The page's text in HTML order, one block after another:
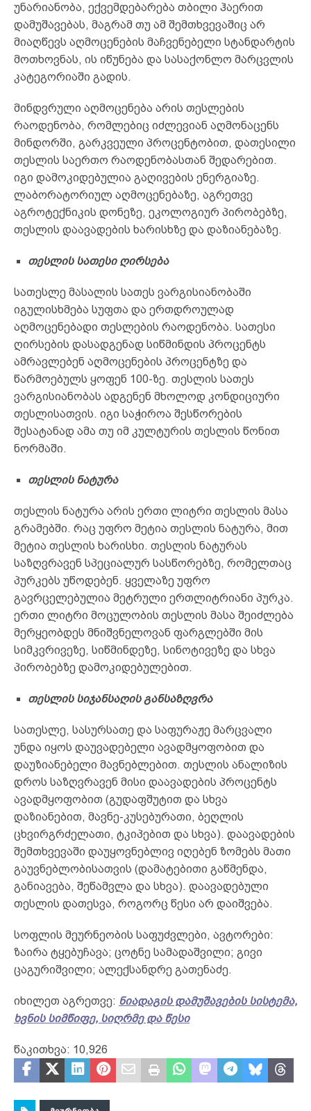
უნარიანობა, ექვემდებარება თბილი ჰაერით
დამუშავებას, მაგრამ თუ ამ შემთხვევაშიც არ
მიაღწევს აღმოცენების მაჩვენებელი სტანდარტის
მოთხოვნას, ის იწუნება და სასაქონლო მარცვლის
კატეგორიაში გადის.
მინდვრული აღმოცენება არის თესლების
რაოდენობა, რომლებიც იძლევიან აღმონაცენს
მინდორში, გარკვეული პროცენტობით, დათესილი
თესლის საერთო რაოდენობასთან შედარებით.
იგი დამოკიდებულია გაღივების ენერგიაზე.
ლაბორატორიულ აღმოცენებაზე, აგრეთვე
აგროტექნიკის დონეზე, ეკოლოგიურ პირობებზე,
თესლის დაავადების ხარისხზე და დაზიანებაზე.
თესლისსათესი ღირსება
სათესლე მასალის სათეს ვარგისიანობაში
იგულისხმება სუფთა და ერთდროულად
აღმოცენებადი თესლების რაოდენობა. სათესი
ღირსების დასადგენად სიწმინდის პროცენტს
ამრავლებენ აღმოცენების პროცენტზე და
წარმოებულს ყოფენ 100-ზე. თესლის სათეს
ვარგისიანობას ადგენენ მხოლოდ კონდიციური
თესლისათვის. იგი საჭიროა შესწორების
შესატანად ამა თუ იმ კულტურის თესლის წონით
ნორმაში.
თესლისნატურა
თესლის ნატურა არის ერთი ლიტრი თესლის მასა
გრამებში. რაც უფრო მეტია თესლის ნატურა, მით
მეტია თესლის ხარისხი. თესლის ნატურას
საზღვრავენ სპეციალურ სასწორებზე, რომელთაც
პურკებს უწოდებენ. ყველაზე უფრო
გავრცელებულია მეტრული ერთლიტრიანი პურკა.
ერთი ლიტრი მოცულობის თესლის მასა შეიძლება
მერყეობდეს მნიშვნელოვან ფარგლებში მის
სიმკვრივეზე, სიწმინდეზე, სინოტივეზე და სხვა
პირობებზე დამოკიდებულებით.
თესლისსიჯანსაღის განსაზღვრა
სათესლე, სასურსათე და საფურაჟე მარცვალი
უნდა იყოს დაუვადებელი ავადმყოფობით და
დაუზიანებელი მავნებლებით. თესლის ანალიზის
დროს საზღვრავენ მისი დაავადების პროცენტს
ავადმყოფობით (გუდაფშუტით და სხვა
დაზიანებით, მავნე-კუსებურათი, ბეღლის
ცხვირგრძელათი, ტკიპებით და სხვა). დაავადების
შემთხვევაში დაუყოვნებლივ იღებენ ზომებს მათი
გაუვნებლობისათვის (დამატებითი გაწმენდა,
განიავება, შეწამვლა და სხვა). დაავადებული
თესლის დათესვა, როგორც წესი არ დაიშვება.
სოფლის მეურნეობის საფუძვლები, ავტორები:
ზაირა ტყებუჩავა; ცოტნე სამადაშვილი; გივი
ცაგურიშვილი; ალექსანდრე გათენაძე.
იხილეთ აგრეთვე: ნიადაგის დამუშავების სისტემა,
ხვნის სიმწიფე, სიღრმე და წესი
წაკითხვა: 10,926